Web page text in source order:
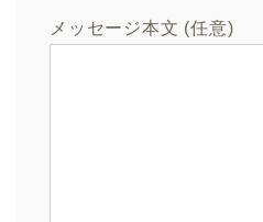
メッセージ本文 (任意)